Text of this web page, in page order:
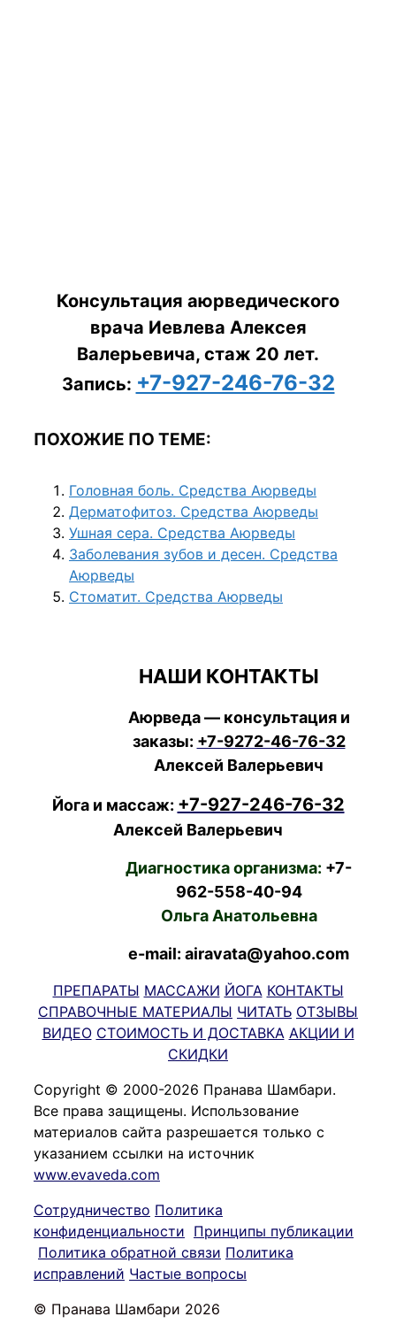
Консультация аюрведического
врача Иевлева Алексея
Валерьевича, стаж 20 лет.
Запись: +7-927-246-76-32
ПОХОЖИЕ ПО ТЕМЕ:
Головная боль. Средства Аюрведы
Дерматофитоз. Средства Аюрведы
Ушная сера. Средства Аюрведы
Заболевания зубов и десен. Средства
Аюрведы
Стоматит. Средства Аюрведы
НАШИ КОНТАКТЫ
Аюрведа — консультация и
заказы: +7-9272-46-76-32
Алексей Валерьевич
Йога и массаж: +7-927-246-76-32
Алексей Валерьевич
Диагностика организма: +7-
962-558-40-94
Ольга Анатольевна
e-mail: airavata@yahoo.com
ПРЕПАРАТЫ МАССАЖИ ЙОГА КОНТАКТЫ
СПРАВОЧНЫЕ МАТЕРИАЛЫ ЧИТАТЬ ОТЗЫВЫ
ВИДЕО СТОИМОСТЬ И ДОСТАВКА АКЦИИ И
СКИДКИ
Copyright © 2000-2026 Пранава Шамбари.
Все права защищены. Использование
материалов сайта разрешается только с
указанием ссылки на источник
www.evaveda.com
Сотрудничество Политика
конфиденциальности Принципы публикации
Политика обратной связи Политика
исправлений Частые вопросы
© Пранава Шамбари 2026